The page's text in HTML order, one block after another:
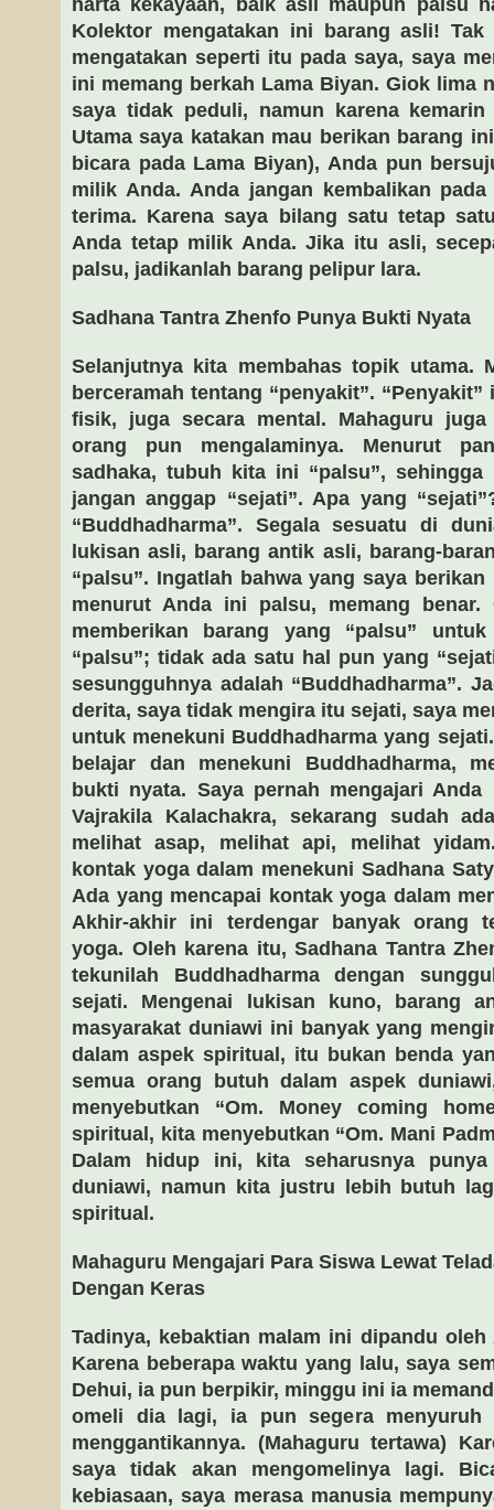
harta kekayaan, baik asli maupun palsu
Kolektor mengatakan ini barang asli! Tak
mengatakan seperti itu pada saya, saya
ini memang berkah Lama Biyan. Giok lima
saya tidak peduli, namun karena kemarin
Utama saya katakan mau berikan barang
bicara pada Lama Biyan), Anda pun
milik Anda. Anda jangan kembalikan
terima. Karena saya bilang satu tetap
Anda tetap milik Anda. Jika itu asli,
palsu, jadikanlah barang pelipur lara.
Sadhana Tantra Zhenfo Punya Bukti Nyata
Selanjutnya kita membahas topik utama.
berceramah tentang “penyakit”.
fisik, juga secara mental. Mahaguru juga
orang pun mengalaminya. Menurut
sadhaka, tubuh kita ini “palsu”, sehingga
jangan anggap “sejati”. Apa yang
“Buddhadharma”. Segala sesuatu di
lukisan asli, barang antik asli, barang-
“palsu”. Ingatlah bahwa yang saya
menurut Anda ini palsu, memang
memberikan barang yang “palsu”
“palsu”; tidak ada satu hal pun yang
sesungguhnya adalah “Buddhadharma”.
derita, saya tidak mengira itu sejati, saya
untuk menekuni Buddhadharma yang
belajar dan menekuni Buddhadharma,
bukti nyata. Saya pernah mengajari Anda
Vajrakila Kalachakra, sekarang sudah
melihat asap, melihat api, melihat
kontak yoga dalam menekuni Sadhana
Ada yang mencapai kontak yoga dalam
Akhir-akhir ini terdengar banyak orang
yoga. Oleh karena itu, Sadhana Tantra
tekunilah Buddhadharma dengan
sejati. Mengenai lukisan kuno, barang
masyarakat duniawi ini banyak yang
dalam aspek spiritual, itu bukan benda
semua orang butuh dalam aspek
menyebutkan “Om. Money coming
spiritual, kita menyebutkan “Om. Mani
Dalam hidup ini, kita seharusnya
duniawi, namun kita justru lebih butuh
spiritual.
Mahaguru Mengajari Para Siswa Lewat
Dengan Keras
Tadinya, kebaktian malam ini dipandu oleh
Karena beberapa waktu yang lalu, saya
Dehui, ia pun berpikir, minggu ini ia
omeli dia lagi, ia pun segera menyuruh
menggantikannya. (Mahaguru tertawa)
saya tidak akan mengomelinya lagi.
kebiasaan, saya merasa manusia